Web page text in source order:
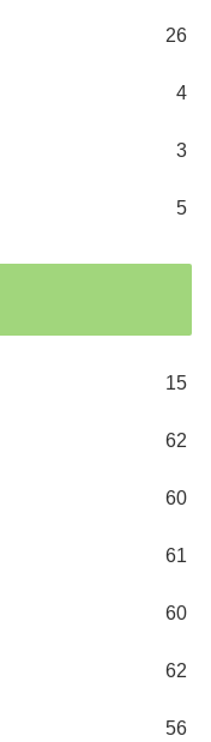
26
4
3
5
15
62
60
61
60
62
56